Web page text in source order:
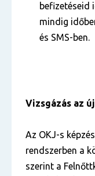
befizetéseid
mindig
és SMS-ben.
Vizsgázás az
Az OKJ-s
rendszerben a
szerint a